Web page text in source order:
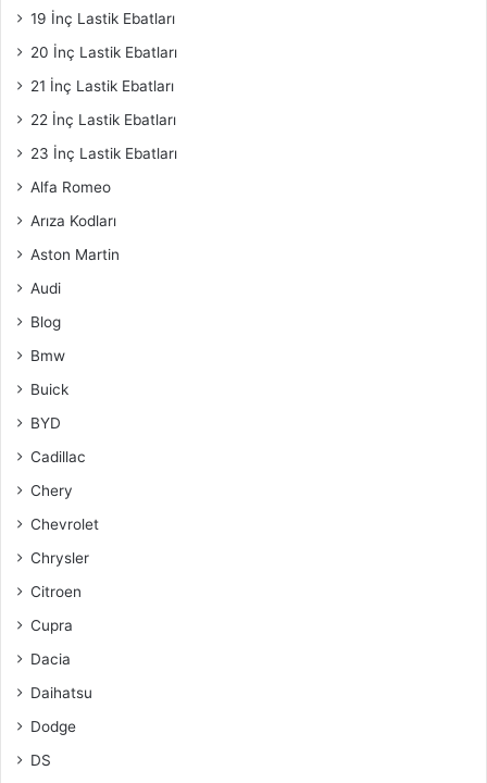
19 İnç Lastik Ebatları
20 İnç Lastik Ebatları
21 İnç Lastik Ebatları
22 İnç Lastik Ebatları
23 İnç Lastik Ebatları
Alfa Romeo
Arıza Kodları
Aston Martin
Audi
Blog
Bmw
Buick
BYD
Cadillac
Chery
Chevrolet
Chrysler
Citroen
Cupra
Dacia
Daihatsu
Dodge
DS